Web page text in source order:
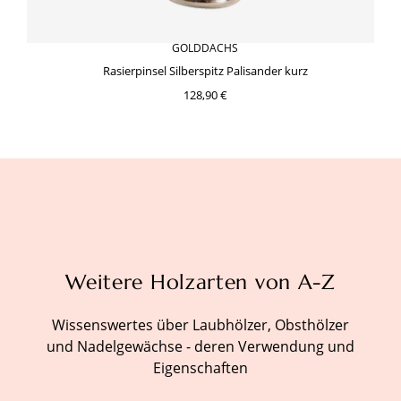
GOLDDACHS
Rasierpinsel Silberspitz Palisander kurz
128,90 €
Weitere Holzarten von A-Z
Wissenswertes über Laubhölzer, Obsthölzer
und Nadelgewächse - deren Verwendung und
Eigenschaften